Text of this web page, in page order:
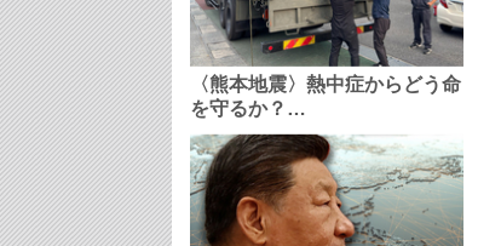
〈熊本地震〉熱中症からどう命
を守るか？…